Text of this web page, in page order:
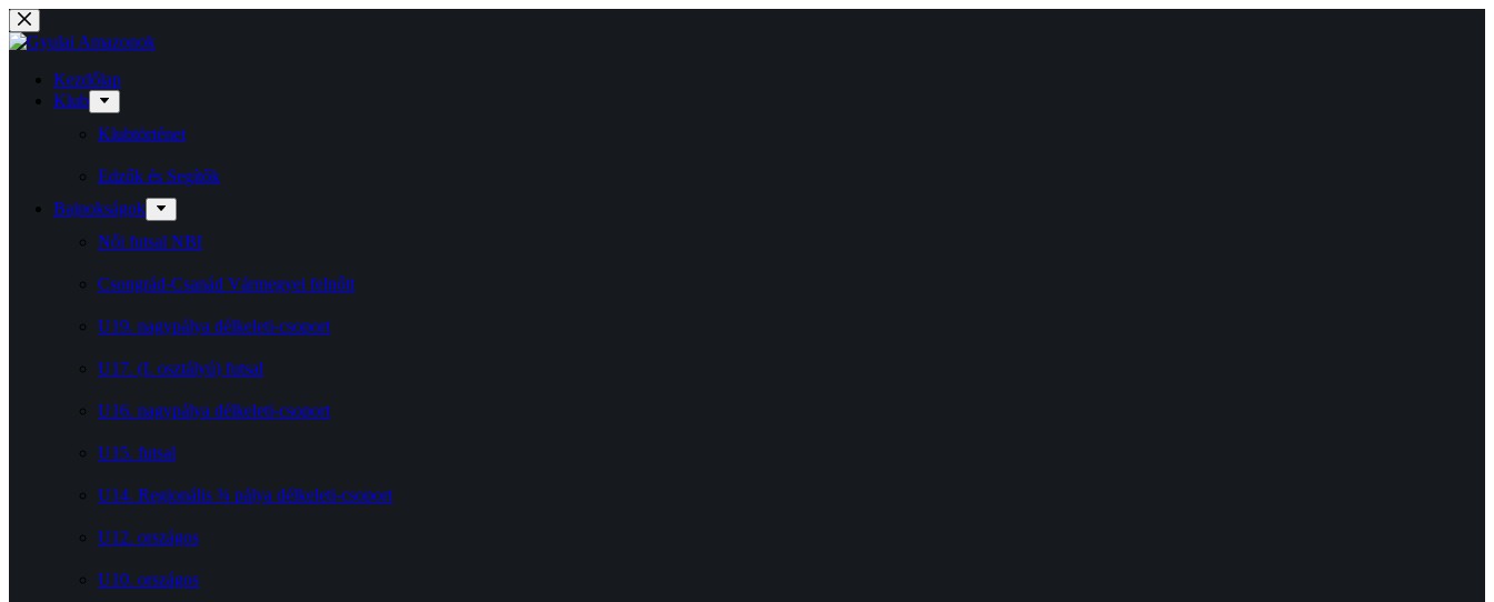
Skip
to
content
Kezdőlap
Klub
Klubtörténet
Edzők és Segítők
Bajnokságok
Női futsal NBI
Csongrád-Csanád Vármegyei felnőtt
U19. nagypálya délkeleti-csoport
U17. (I. osztályú) futsal
U16. nagypálya délkeleti-csoport
U15. futsal
U14. Regionális ¾ pálya délkeleti-csoport
U12. országos
U10. országos